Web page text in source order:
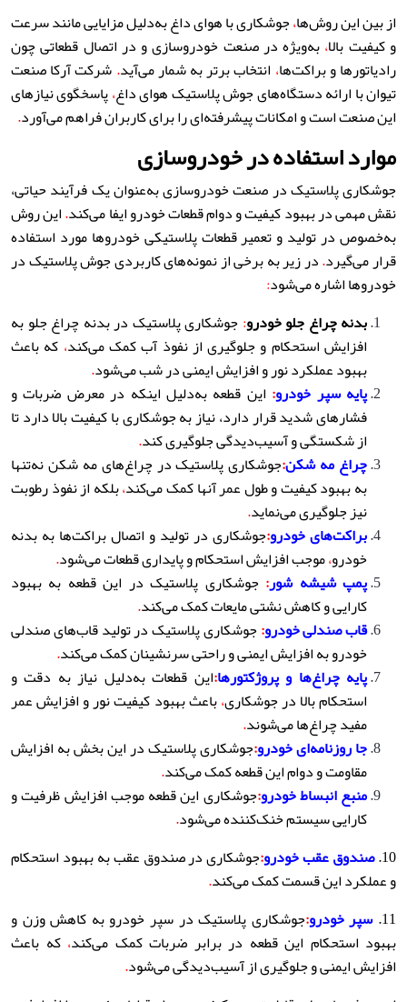
از بین این روش‌ها،جوشکاری با هوای داغ به‌دلیل مزایایی مانند سرعت
و کیفیت بالا،به‌ویژه در صنعت خودروسازی و در اتصال قطعاتی چون
رادیاتورها و براکت‌ها، انتخاب برتر به شمار می‌آید.شرکت آرکا صنعت
تیوان با ارائه دستگاه‌های جوش پلاستیک هوای داغ،پاسخگوی نیازهای
این صنعت است و امکانات پیشرفته‌ای را برای کاربران فراهم می‌آورد.
موارد استفاده در خودروسازی
جوشکاری پلاستیک در صنعت خودروسازی به‌عنوان یک فرآیند حیاتی،
نقش مهمی در بهبود کیفیت و دوام قطعات خودرو ایفا می‌کند.این روش
به‌خصوص در تولید و تعمیر قطعات پلاستیکی خودروها مورد استفاده
قرار می‌گیرد.در زیر به برخی از نمونه‌های کاربردی جوش پلاستیک در
خودروها اشاره می‌شود:
بدنه چراغ جلو خودرو:جوشکاری پلاستیک در بدنه چراغ جلو به
افزایش استحکام و جلوگیری از نفوذ آب کمک می‌کند، که باعث
بهبود عملکرد نور و افزایش ایمنی در شب می‌شود.
پایه سپر خودرو: این قطعه به‌دلیل اینکه در معرض ضربات و
فشارهای شدید قرار دارد، نیاز به جوشکاری با کیفیت بالا دارد تا
از شکستگی و آسیب‌دیدگی جلوگیری کند.
چراغ مه شکن:جوشکاری پلاستیک در چراغ‌های مه شکن نه‌تنها
به بهبود کیفیت و طول عمر آنها کمک می‌کند،بلکه از نفوذ رطوبت
نیز جلوگیری می‌نماید.
براکت‌های خودرو:جوشکاری در تولید و اتصال براکت‌ها به بدنه
خودرو،موجب افزایش استحکام و پایداری قطعات می‌شود.
پمپ شیشه شور: جوشکاری پلاستیک در این قطعه به بهبود
کارایی و کاهش نشتی مایعات کمک می‌کند.
قاب صندلی خودرو:جوشکاری پلاستیک در تولید قاب‌های صندلی
خودرو به افزایش ایمنی و راحتی سرنشینان کمک می‌کند.
پایه چراغ‌ها و پروژکتورها:این قطعات به‌دلیل نیاز به دقت و
استحکام بالا در جوشکاری،باعث بهبود کیفیت نور و افزایش عمر
مفید چراغ‌ها می‌شوند.
جا روزنامه‌ای خودرو:جوشکاری پلاستیک در این بخش به افزایش
مقاومت و دوام این قطعه کمک می‌کند.
منبع انبساط خودرو:جوشکاری این قطعه موجب افزایش ظرفیت و
کارایی سیستم خنک‌کننده می‌شود.
10. صندوق عقب خودرو:جوشکاری در صندوق عقب به بهبود استحکام
و عملکرد این قسمت کمک می‌کند.
11. سپر خودرو:جوشکاری پلاستیک در سپر خودرو به کاهش وزن و
بهبود استحکام این قطعه در برابر ضربات کمک می‌کند، که باعث
افزایش ایمنی و جلوگیری از آسیب‌دیدگی می‌شود.